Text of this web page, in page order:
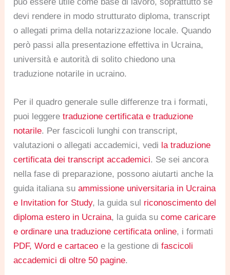
devi rendere in modo strutturato diploma, transcript
o allegati prima della notarizzazione locale. Quando
però passi alla presentazione effettiva in Ucraina,
università e autorità di solito chiedono una
traduzione notarile in ucraino.
Per il quadro generale sulle differenze tra i formati,
puoi leggeretraduzione certificata e traduzione
notarile. Per fascicoli lunghi con transcript,
valutazioni o allegati accademici, vedi la traduzione
certificata dei transcript accademici. Se sei ancora
nella fase di preparazione, possono aiutarti anche la
guida italiana suammissione universitaria in Ucraina
e Invitation for Study, la guida sul riconoscimento del
diploma estero in Ucraina, la guida sucome caricare
e ordinare una traduzione certificata online, i formati
PDF, Word e cartaceo e la gestione difascicoli
accademici di oltre 50 pagine.